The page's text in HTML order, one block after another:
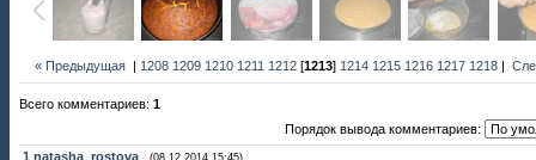
« Предыдущая | 1208 1209 1210 1211 1212 [1213] 1214 1215 1216 1217 1218 |
Всего комментариев: 1
Порядок вывода комментариев:
1 natasha_rostova